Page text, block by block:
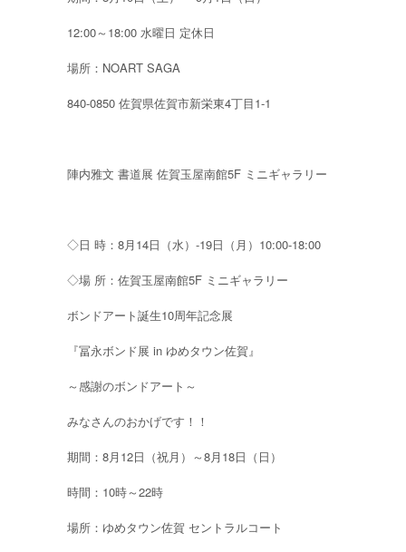
12:00～18:00 水曜日 定休日
場所：NOART SAGA
840-0850 佐賀県佐賀市新栄東4丁目1-1
陣内雅文 書道展 佐賀玉屋南館5F ミニギャラリー
◇日 時：8月14日（水）-19日（月）10:00-18:00
◇場 所：佐賀玉屋南館5F ミニギャラリー
ボンドアート誕生10周年記念展
『冨永ボンド展 in ゆめタウン佐賀』
～感謝のボンドアート～
みなさんのおかげです！！
期間：8月12日（祝月）～8月18日（日）
時間：10時～22時
場所：ゆめタウン佐賀 セントラルコート